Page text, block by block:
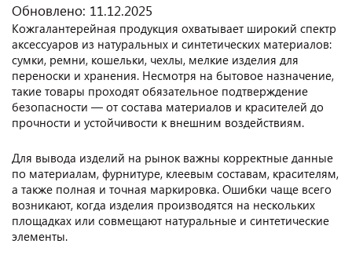
Обновлено: 11.12.2025
Кожгалантерейная продукция охватывает широкий спектр
аксессуаров из натуральных и синтетических материалов:
сумки, ремни, кошельки, чехлы, мелкие изделия для
переноски и хранения. Несмотря на бытовое назначение,
такие товары проходят обязательное подтверждение
безопасности — от состава материалов и красителей до
прочности и устойчивости к внешним воздействиям.
Для вывода изделий на рынок важны корректные данные
по материалам, фурнитуре, клеевым составам, красителям,
а также полная и точная маркировка. Ошибки чаще всего
возникают, когда изделия производятся на нескольких
площадках или совмещают натуральные и синтетические
элементы.